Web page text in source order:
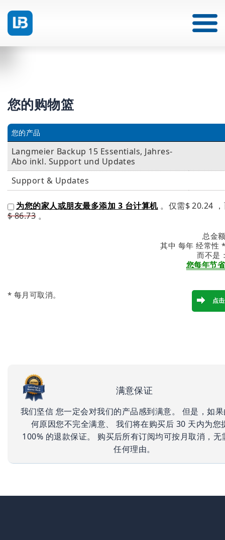
您的购物篮
您的产品
Langmeier Backup 15 Essentials, Jahres-
Abo inkl. Support und Updates
Support & Updates
为您的家人或朋友最多添加 3 台计算机。仅需$ 20.24
$ 86.73。
总金
其中 每年 经常性
而不是
您每年节
* 每月可取消。
满意保证
我们坚信 您一定会对我们的产品感到满意。 但是，如
何原因您不完全满意、 我们将在购买后 30 天内为您
100% 的退款保证。 购买后所有订阅均可按月取消，无
任何理由。